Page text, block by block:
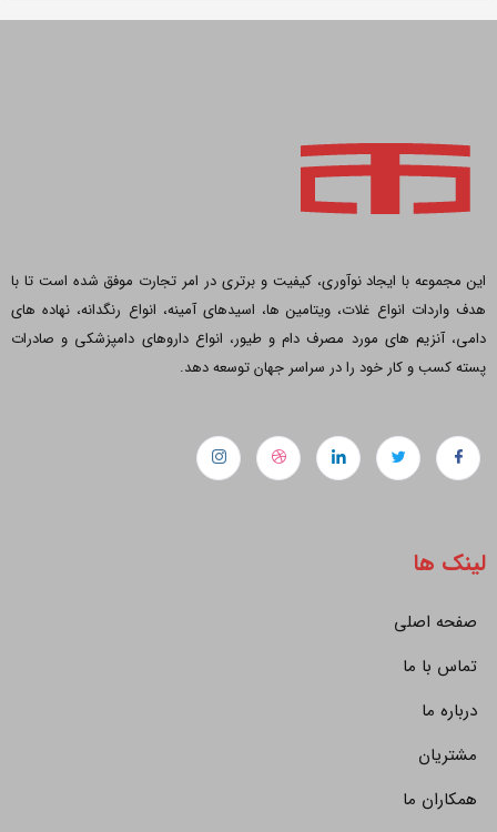
این مجموعه با ایجاد نوآوری، کیفیت و برتری در امر تجارت موفق شده است تا با
هدف واردات انواع غلات، ویتامین ها، اسیدهای آمینه، انواع رنگدانه، نهاده های
دامی، آنزیم های مورد مصرف دام و طیور، انواع داروهای دامپزشکی و صادرات
پسته کسب و کار خود را در سراسر جهان توسعه دهد.
لینک ها
صفحه اصلی
تماس با ما
درباره ما
مشتریان
همکاران ما